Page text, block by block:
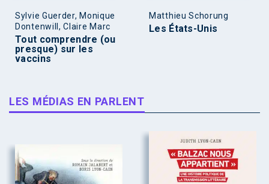
Sylvie Guerder, Monique
Dontenwill, Claire Marc
Tout comprendre (ou
presque) sur les
vaccins
Matthieu Schorung
Les États-Unis
LES MÉDIAS EN PARLENT